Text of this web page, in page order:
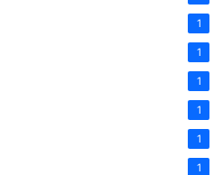
1
1
1
1
1
1